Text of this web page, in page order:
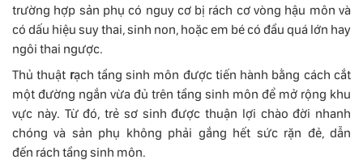
trường hợp sản phụ có nguy cơ bị rách cơ vòng hậu môn và
có dấu hiệu suy thai, sinh non, hoặc em bé có đầu quá lớn hay
ngôi thai ngược.
Thủ thuật rạch tầng sinh môn được tiến hành bằng cách cắt
một đường ngắn vừa đủ trên tầng sinh môn để mở rộng khu
vực này. Từ đó, trẻ sơ sinh được thuận lợi chào đời nhanh
chóng và sản phụ không phải gắng hết sức rặn đẻ, dẫn
đến rách tầng sinh môn.